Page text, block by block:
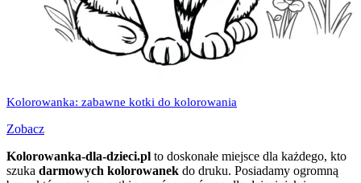
Kolorowanka: zabawne kotki do kolorowania
Zobacz
Kolorowanka-dla-dzieci.pl to doskonałe miejsce dla każdego, kto
szuka darmowych kolorowanek do druku. Posiadamy ogromną